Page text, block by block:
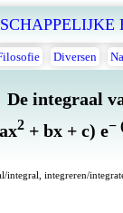
Diversen
De integraal
2+ bx + c) e−
integral, integreren/